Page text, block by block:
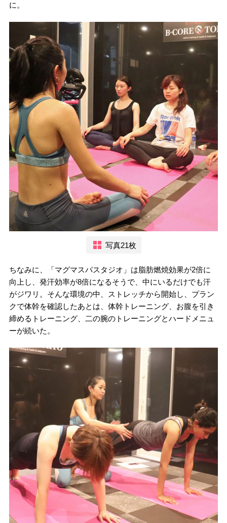
に。
写真21枚
ちなみに、「マグマスパスタジオ」は脂肪燃焼効果が2倍に
向上し、発汗効率が8倍になるそうで、中にいるだけでも汗
がジワリ。そんな環境の中、ストレッチから開始し、プラン
クで体幹を確認したあとは、体幹トレーニング、お腹を引き
締めるトレーニング、二の腕のトレーニングとハードメニュ
ーが続いた。